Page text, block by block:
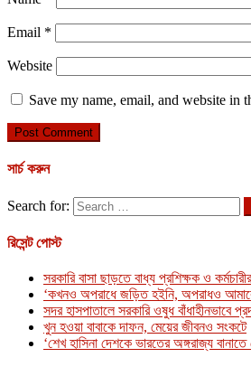
Email *
Website
Save my name, email, and website in
সার্চ করুন
Search for:
রিসেন্ট পোস্ট
সরকারি বাসা ছাড়তে বাধ্য প্রশিক্ষক ও
‘কখনও অপরাধে জড়িত হইনি, অপরাধও
সদর হাসপাতালে সরকারি ওষুধ বাঁধাহীনভাবে
খুন হওয়া বাবাকে দাফন, মেয়ের জীবনও সংকটে
‘শেখ হাসিনা দেশকে ভারতের অঙ্গরাজ্য বানাতে